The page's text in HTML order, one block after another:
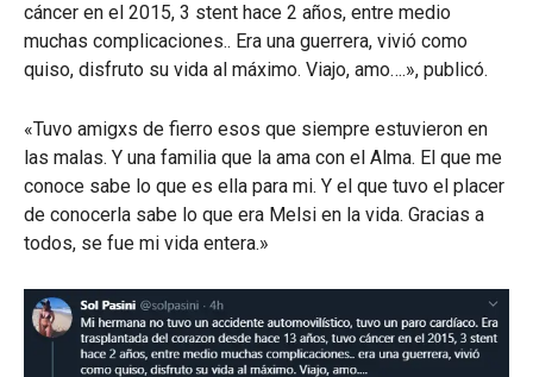
cáncer en el 2015, 3 stent hace 2 años, entre medio
muchas complicaciones.. Era una guerrera, vivió como
quiso, disfruto su vida al máximo. Viajo, amo….», publicó.
«Tuvo amigxs de fierro esos que siempre estuvieron en
las malas. Y una familia que la ama con el Alma. El que me
conoce sabe lo que es ella para mi. Y el que tuvo el placer
de conocerla sabe lo que era Melsi en la vida. Gracias a
todos, se fue mi vida entera.»